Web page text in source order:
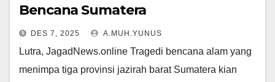
Bencana Sumatera
DES 7, 2025 A.MUH.YUNUS
Lutra, JagadNews.online Tragedi bencana alam yang
menimpa tiga provinsi jazirah barat Sumatera kian